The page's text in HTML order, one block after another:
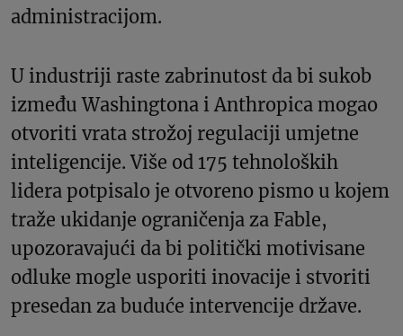
administracijom.
U industriji raste zabrinutost da bi sukob
između Washingtona i Anthropica mogao
otvoriti vrata strožoj regulaciji umjetne
inteligencije. Više od 175 tehnoloških
lidera potpisalo je otvoreno pismo u kojem
traže ukidanje ograničenja za Fable,
upozoravajući da bi politički motivisane
odluke mogle usporiti inovacije i stvoriti
presedan za buduće intervencije države.